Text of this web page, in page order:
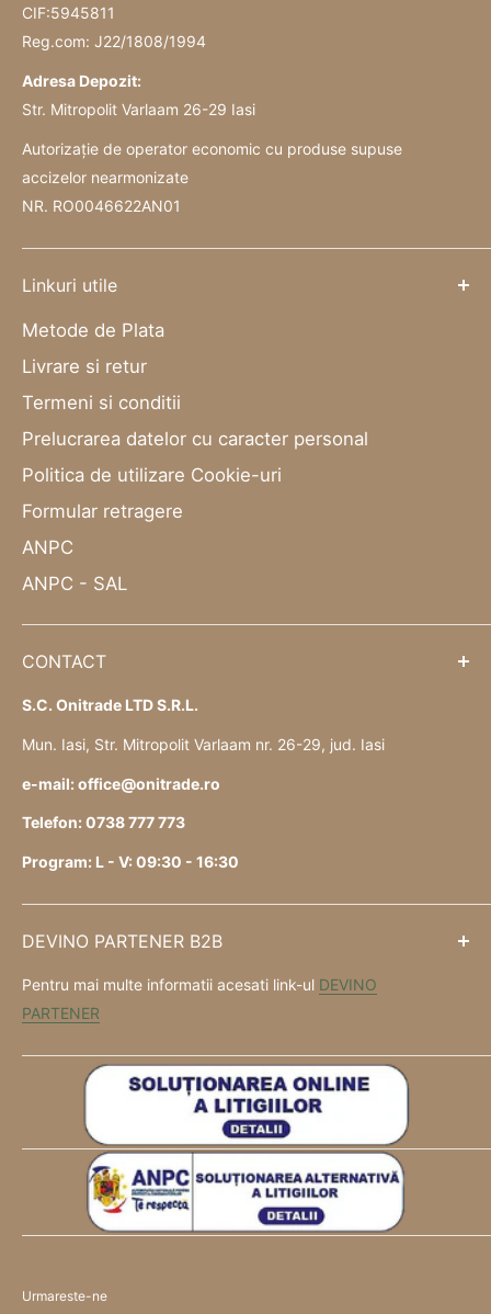
CIF:5945811
Reg.com: J22/1808/1994
Adresa Depozit:
Str. Mitropolit Varlaam 26-29 Iasi
Autorizație de operator economic cu produse supuse
accizelor nearmonizate
NR. RO0046622AN01
Linkuri utile
Metode de Plata
Livrare si retur
Termeni si conditii
Prelucrarea datelor cu caracter personal
Politica de utilizare Cookie-uri
Formular retragere
ANPC
ANPC - SAL
CONTACT
S.C. Onitrade LTD S.R.L.
Mun. Iasi, Str. Mitropolit Varlaam nr. 26-29, jud. Iasi
e-mail: office@onitrade.ro
Telefon: 0738 777 773
Program: L - V: 09:30 - 16:30
DEVINO PARTENER B2B
Pentru mai multe informatii acesati link-ul DEVINO
PARTENER
Urmareste-ne